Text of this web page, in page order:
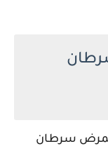
بمرض سرطان